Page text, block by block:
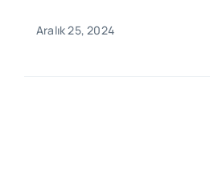
Aralık 25, 2024